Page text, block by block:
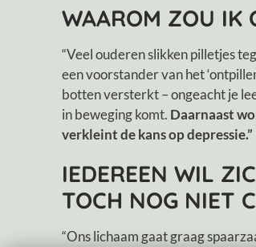
WAAROM ZOU IK
“Veel ouderen slikken pilletjes
een voorstander van het
botten versterkt – ongeacht je
in beweging komt. Daarnaast
verkleint de kans op depressie.”
IEDEREEN WIL
TOCH NOG NIET
“Ons lichaam gaat graag